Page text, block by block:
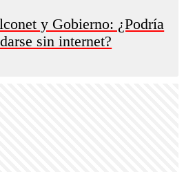
y Gobierno: ¿Podría
sin internet?